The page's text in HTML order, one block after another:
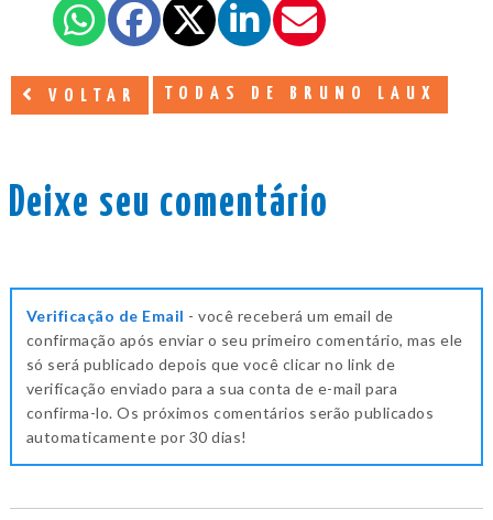
VOLTAR TODAS DE BRUNO LAUX
Deixe seu comentário
Verificação de Email - você receberá um email de
confirmação após enviar o seu primeiro comentário, mas ele
só será publicado depois que você clicar no link de
verificação enviado para a sua conta de e-mail para
confirma-lo. Os próximos comentários serão publicados
automaticamente por 30 dias!